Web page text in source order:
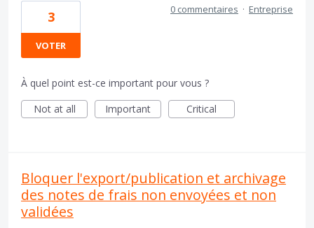
3
VOTER
0 commentaires · Entreprise
À quel point est-ce important pour vous ?
Not at all
Important Critical
Bloquer l'export/publication et archivage
des notes de frais non envoyées et non
validées